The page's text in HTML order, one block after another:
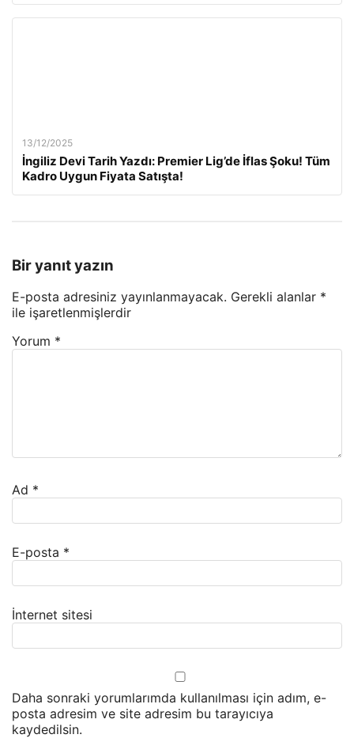
13/12/2025
İngiliz Devi Tarih Yazdı: Premier Lig’de İflas Şoku! Tüm
Kadro Uygun Fiyata Satışta!
Bir yanıt yazın
E-posta adresiniz yayınlanmayacak. Gerekli alanlar *
ile işaretlenmişlerdir
Yorum *
Ad *
E-posta *
İnternet sitesi
Daha sonraki yorumlarımda kullanılması için adım, e-
posta adresim ve site adresim bu tarayıcıya
kaydedilsin.